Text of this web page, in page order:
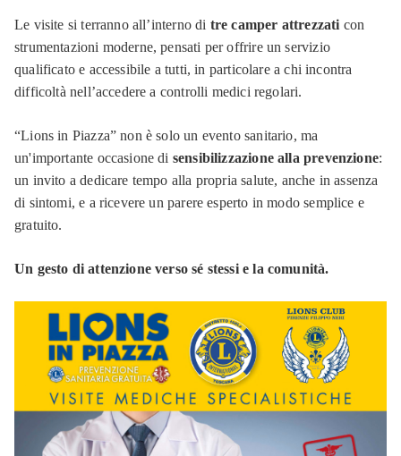
Le visite si terranno all’interno di tre camper attrezzati con
strumentazioni moderne, pensati per offrire un servizio
qualificato e accessibile a tutti, in particolare a chi incontra
difficoltà nell’accedere a controlli medici regolari.
“Lions in Piazza” non è solo un evento sanitario, ma
un'importante occasione di sensibilizzazione alla prevenzione:
un invito a dedicare tempo alla propria salute, anche in assenza
di sintomi, e a ricevere un parere esperto in modo semplice e
gratuito.
Un gesto di attenzione verso sé stessi e la comunità.